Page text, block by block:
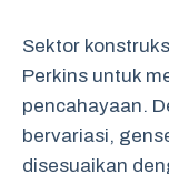
Sektor
Perkins untuk
pencahayaan.
bervariasi,
disesuaikan